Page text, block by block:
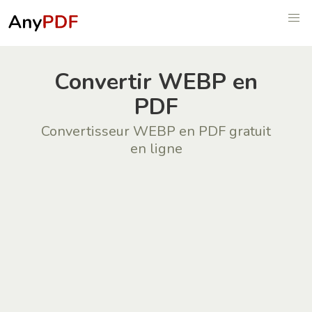
Convertir WEBP en
PDF
Convertisseur WEBP en PDF gratuit
en ligne